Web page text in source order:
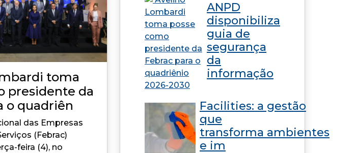
toma
presidente da
o quadriên
das Empresas
(Febrac)
feira (4), no
ANPD
disponibiliza
guia de
segurança
da
informação
Facilities: a gestão
que
transforma ambientes
e im